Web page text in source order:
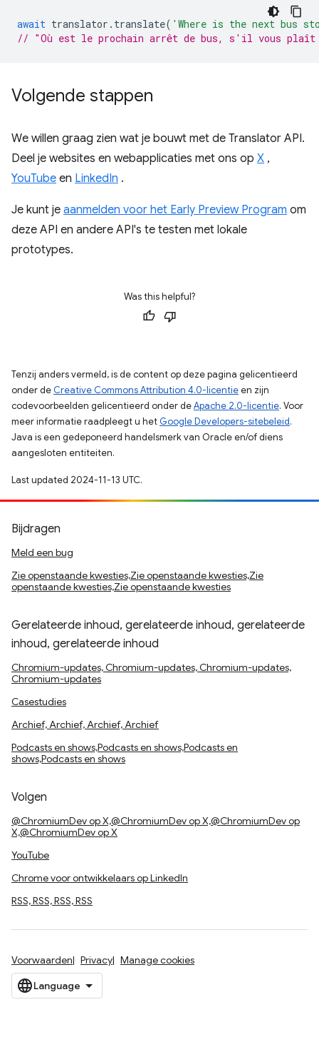
await translator . translate( 'Where is the next bus
// "Où est le prochain arrêt de bus, s'il vous
Volgende stappen
We willen graag zien wat je bouwt met de Translator API.
Deel je websites en webapplicaties met ons op X ,
YouTube en LinkedIn .
Je kunt je aanmelden voor het Early Preview Program om
deze API en andere API's te testen met lokale
prototypes.
Was this helpful?
Tenzij anders vermeld, is de content op deze pagina gelicentieerd
onder de Creative Commons Attribution 4.0-licentieen zijn
codevoorbeelden gelicentieerd onder deApache 2.0-licentie. Voor
meer informatie raadpleegt u het Google Developers-sitebeleid.
Java is een gedeponeerd handelsmerk van Oracle en/of diens
aangesloten entiteiten.
Last updated 2024-11-13 UTC.
Bijdragen
Meld een bug
Zie openstaande kwesties,Zie openstaande kwesties,Zie
openstaande kwesties,Zie openstaande kwesties
Gerelateerde inhoud, gerelateerde inhoud, gerelateerde
inhoud, gerelateerde inhoud
Chromium-updates, Chromium-updates, Chromium-updates,
Chromium-updates
Casestudies
Archief, Archief, Archief, Archief
Podcasts en shows,Podcasts en shows,Podcasts en
shows,Podcasts en shows
Volgen
@ChromiumDev op X,@ChromiumDev op X,@ChromiumDev op
X,@ChromiumDev op X
YouTube
Chrome voor ontwikkelaars op LinkedIn
RSS, RSS, RSS, RSS
Voorwaarden Privacy Manage cookies